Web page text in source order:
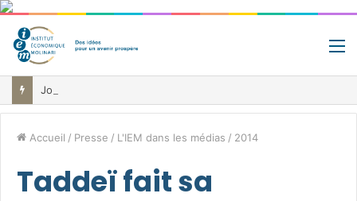
Accueil / Presse / L'IEM dans les médias / 2014
Taddeï fait sa